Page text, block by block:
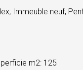
Immeuble neuf,
m2: 125